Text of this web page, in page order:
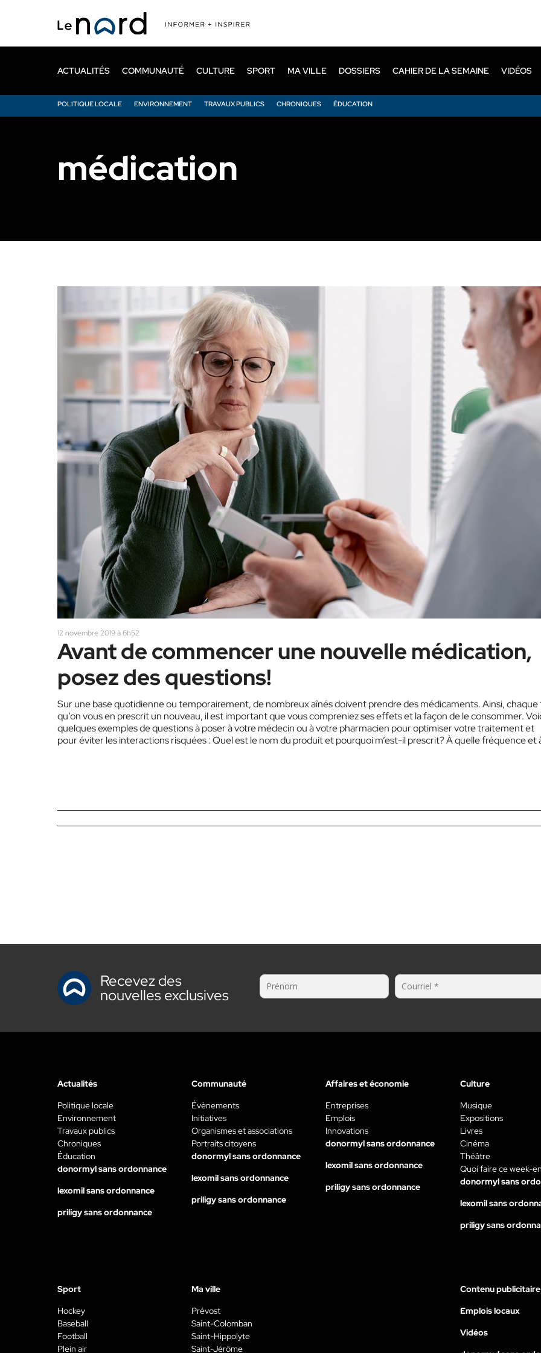
principal
ACTUALITÉS
POLITIQUE LOCALE ENVIRONNEMENT TRAVAUX PUBLICS CHRONIQUES ÉDUCATION
COMMUNAUTÉ CULTURE SPORT MA VILLE DOSSIERS CAHIER DE LA SEMAINE VIDÉOS
médication
12 novembre 2019 à 6h52
Avant de commencer une nouvelle médication,
posez des questions!
Sur une base quotidienne ou temporairement, de nom­breux aînés doivent pren­dre des médicaments. Ainsi, chaque
qu’on vous en prescrit un nouveau, il est important que vous compreniez ses effets et la fa­çon de le consommer.
quelques exemples de questions à poser à votre médecin ou à votre pharmacien pour optimiser votre traitement et
pour éviter les inter­actions risquées : Quel est le nom du produit et pourquoi m’est-il prescrit? À quelle fréquence et
Recevez des
nouvelles exclusives
Actualités
Politique locale
Environnement
Travaux publics
Chroniques
Éducation
donormyl sans ordonnance
lexomil sans ordonnance
priligy sans ordonnance
Communauté
Évènements
Initiatives
Organismes et associations
Portraits citoyens
donormyl sans ordonnance
lexomil sans ordonnance
priligy sans ordonnance
Affaires et économie
Entreprises
Emplois
Innovations
donormyl sans ordonnance
lexomil sans ordonnance
priligy sans ordonnance
Culture
Musique
Expositions
Livres
Cinéma
Théâtre
Quoi faire ce week-
donormyl sans
lexomil sans
priligy sans
Sport
Hockey
Baseball
Football
Plein air
Ma ville
Prévost
Saint-Colomban
Saint-Hippolyte
Saint-Jérôme
Contenu publicitaire
Emplois locaux
Vidéos